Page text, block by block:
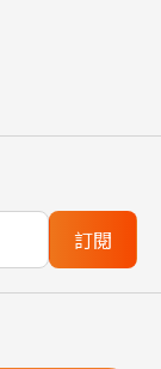
訂閱